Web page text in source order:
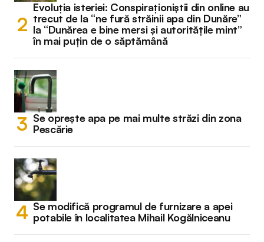
Evoluția isteriei: Conspiraționiștii din online au
trecut de la “ne fură străinii apa din Dunăre”
la “Dunărea e bine mersi și autoritățile mint”
în mai puțin de o săptămână
Se oprește apa pe mai multe străzi din zona
Pescărie
Se modifică programul de furnizare a apei
potabile în localitatea Mihail Kogălniceanu